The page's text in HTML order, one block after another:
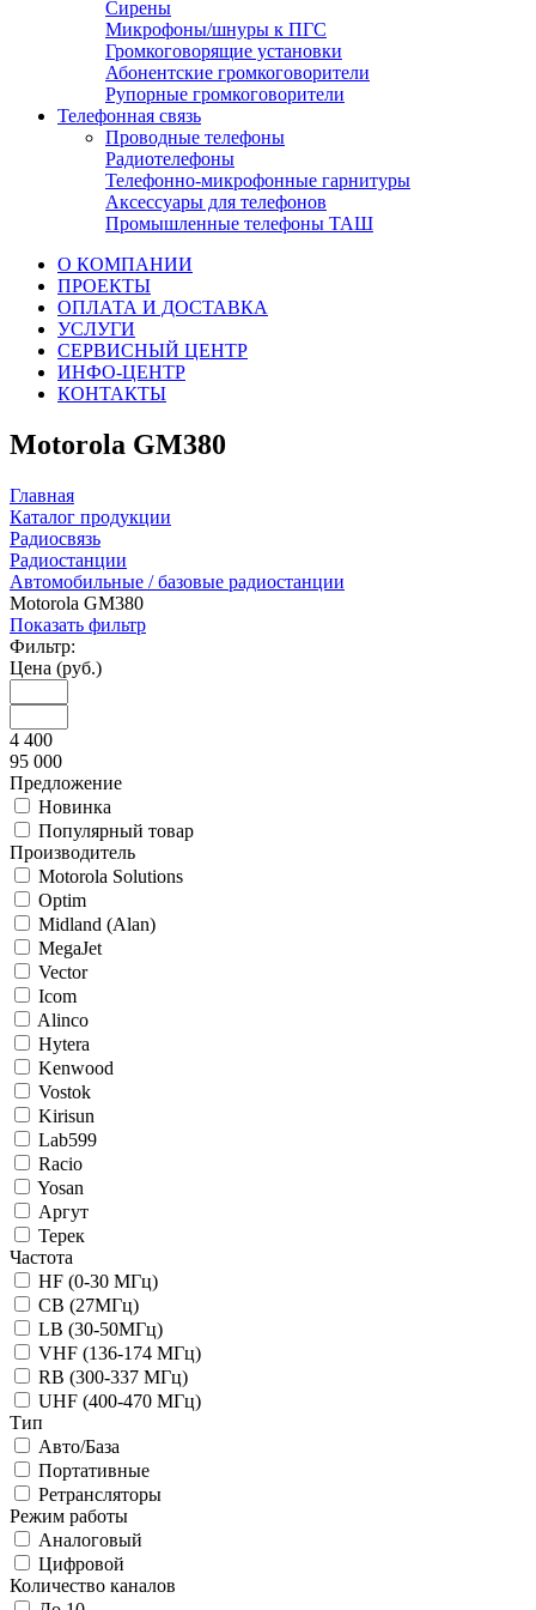
Сирены
Микрофоны/шнуры к ПГС
Громкоговорящие установки
Абонентские громкоговорители
Рупорные громкоговорители
Телефонная связь
Проводные телефоны
Радиотелефоны
Телефонно-микрофонные гарнитуры
Аксессуары для телефонов
Промышленные телефоны ТАШ
О КОМПАНИИ
ПРОЕКТЫ
ОПЛАТА И ДОСТАВКА
УСЛУГИ
СЕРВИСНЫЙ ЦЕНТР
ИНФО-ЦЕНТР
КОНТАКТЫ
Motorola GM380
Главная
Каталог продукции
Радиосвязь
Радиостанции
Автомобильные / базовые радиостанции
Motorola GM380
Показать фильтр
Фильтр:
Цена (руб.)
4 400
95 000
Предложение
Новинка
Популярный товар
Производитель
Motorola Solutions
Optim
Midland (Alan)
MegaJet
Vector
Icom
Alinco
Hytera
Kenwood
Vostok
Kirisun
Lab599
Racio
Yosan
Аргут
Терек
Частота
HF (0-30 МГц)
CB (27МГц)
LB (30-50МГц)
VHF (136-174 МГц)
RB (300-337 МГц)
UHF (400-470 МГц)
Тип
Авто/База
Портативные
Ретрансляторы
Режим работы
Аналоговый
Цифровой
Количество каналов